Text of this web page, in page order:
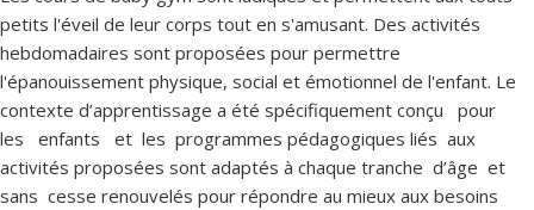
petits l'éveil de leur corps tout en s'amusant. Des activités
hebdomadaires sont proposées pour permettre
l'épanouissement physique, social et émotionnel de l'enfant. Le
contexte d’apprentissage a été spécifiquement conçu pour
les enfants et les programmes pédagogiques liés aux
activités proposées sont adaptés à chaque tranche d’âge et
sans cesse renouvelés pour répondre au mieux aux besoins